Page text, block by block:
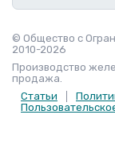
© Общество с
2010-2026
Производство
продажа.
Статьи